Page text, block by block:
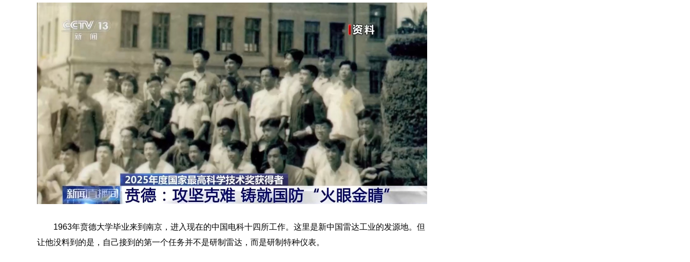
1963年贲德大学毕业来到南京，进入现在的中国电科十四所工作。这里是新中国雷达工业的发源地。但
让他没料到的是，自己接到的第一个任务并不是研制雷达，而是研制特种仪表。